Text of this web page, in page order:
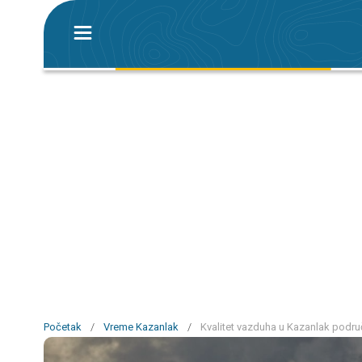
Početak / Vreme Kazanlak / Kvalitet vazduha u Kazanlak